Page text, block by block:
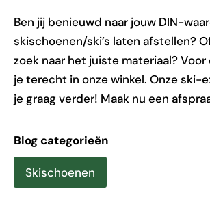
Ben jij benieuwd naar jouw DIN-
skischoenen/ski’s laten afstellen?
zoek naar het juiste materiaal? Voor
je terecht in onze winkel. Onze ski-
je graag verder! Maak nu een
Blog categorieën
Skischoenen